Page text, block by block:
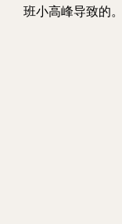
班小高峰导致的。